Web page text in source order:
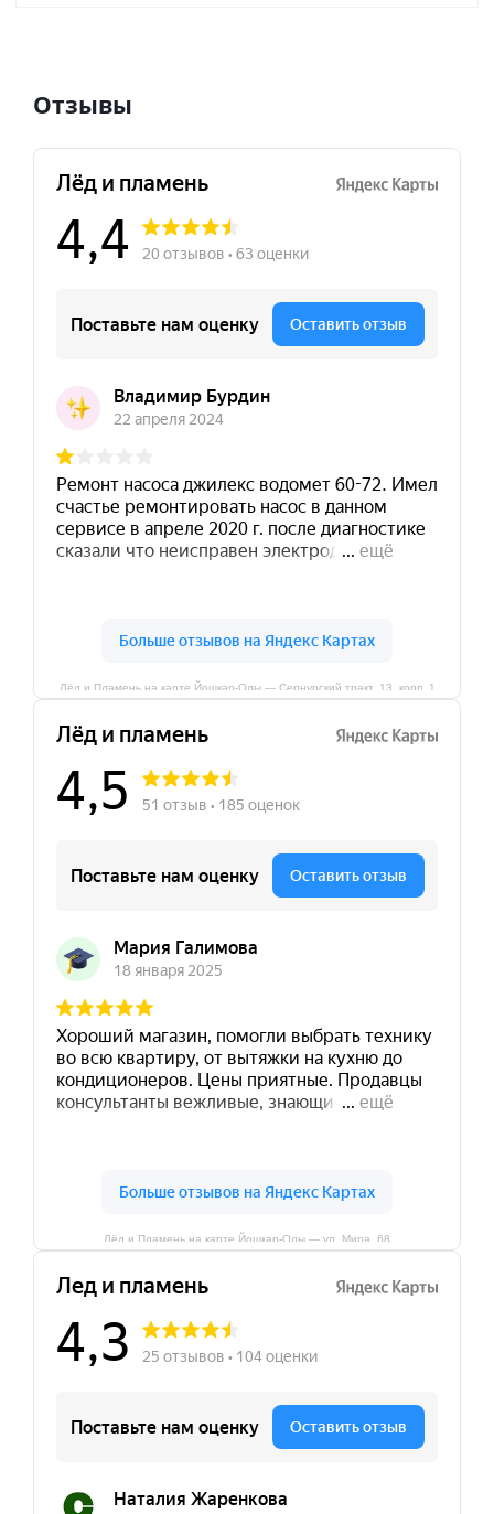
Отзывы
Лёд и Пламень на карте Йошкар‑Олы — Сернурский тракт, 13, корп. 1
Лёд и Пламень на карте Йошкар‑Олы — ул. Мира, 68